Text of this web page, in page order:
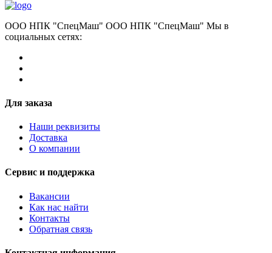
ООО НПК "СпецМаш" ООО НПК "СпецМаш" Мы в
социальных сетях:
Для заказа
Наши реквизиты
Доставка
О компании
Сервис и поддержка
Вакансии
Как нас найти
Контакты
Обратная связь